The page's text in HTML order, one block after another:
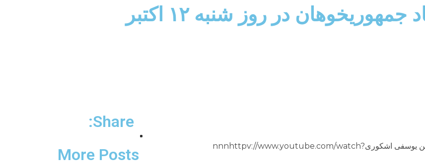
در روز شنبه ۱۲ اکتبر
سخنرانان : ضيا عابدی، حسن فرشتيان، امير ممبينی، حسن يوسفی اشکوریnnnhttpv://www.youtube.com/watch?
Share:
More Posts